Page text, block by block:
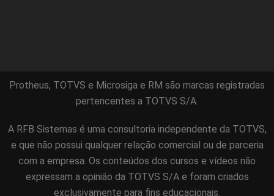
Protheus, TOTVS e Microsiga e RM são marcas registradas
pertencentes a TOTVS S/A.
A RFB Sistemas é uma consultoria independente da TOTVS,
e que não possui qualquer relação comercial ou de parceria
com a empresa. Os conteúdos dos cursos e vídeos não
expressam a opinião da TOTVS S/A e foram criados
exclusivamente para fins educacionais.